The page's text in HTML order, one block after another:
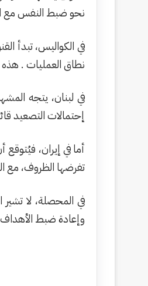
نحو ضبط النفس مع
في الكواليس، تبدأ
نطاق العمليات .
في لبنان، يتجه
إحتمالات التصعيد
أما في إيران،
تفرضها الظروف، مع
في المحصلة، لا
وإعادة ضبط